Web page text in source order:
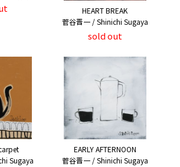
HEART BREAK
菅谷晋一 / Shinichi Sugaya
sold out
Sugaya
EARLY AFTERNOON
菅谷晋一 / Shinichi Sugaya